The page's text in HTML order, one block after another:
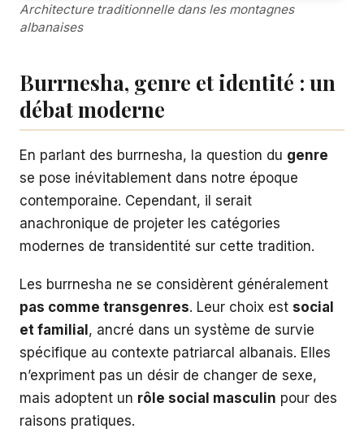
Architecture traditionnelle dans les montagnes
albanaises
Burrnesha, genre et identité : un
débat moderne
En parlant des burrnesha, la question du genre
se pose inévitablement dans notre époque
contemporaine. Cependant, il serait
anachronique de projeter les catégories
modernes de transidentité sur cette tradition.
Les burrnesha ne se considèrent généralement
pas comme transgenres. Leur choix est social
et familial , ancré dans un système de survie
spécifique au contexte patriarcal albanais. Elles
n’expriment pas un désir de changer de sexe,
mais adoptent un rôle social masculin pour des
raisons pratiques.